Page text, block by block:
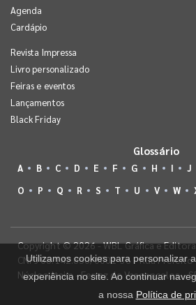
Agenda
Cardápio
Revista Impressa
Livro personalizado
Feiras e eventos
Lançamentos
Black Friday
Glossário
A B C D E F G H I J
O
P Q R S T U V W
Copyright © 2026 - WBL Gráfica e
CNPJ 08.142.850/0001-36 - Rua
Núcleo Itaim - Ferraz de Vasconcelos -
Utilizamos cookies para personalizar
experiência no site. Ao continuar
a nossa Política de